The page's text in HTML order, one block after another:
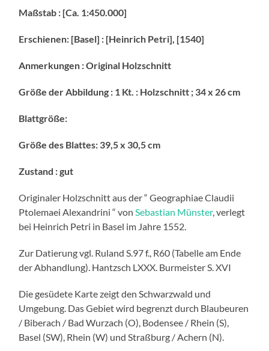
Maßstab : [Ca. 1:450.000]
Erschienen: [Basel] : [Heinrich Petri], [1540]
Anmerkungen : Original Holzschnitt
Größe der Abbildung : 1 Kt. : Holzschnitt ; 34 x 26 cm
Blattgröße:
Größe des Blattes: 39,5 x 30,5 cm
Zustand : gut
Originaler Holzschnitt aus der “ Geographiae Claudii
Ptolemaei Alexandrini “ vonSebastian Münster, verlegt
bei Heinrich Petri in Basel im Jahre 1552.
Zur Datierung vgl. Ruland S.97 f., R60 (Tabelle am Ende
der Abhandlung). Hantzsch LXXX. Burmeister S. XVI
Die gesüdete Karte zeigt den Schwarzwald und
Umgebung. Das Gebiet wird begrenzt durch Blaubeuren
/ Biberach / Bad Wurzach (O), Bodensee / Rhein (S),
Basel (SW), Rhein (W) und Straßburg / Achern (N).